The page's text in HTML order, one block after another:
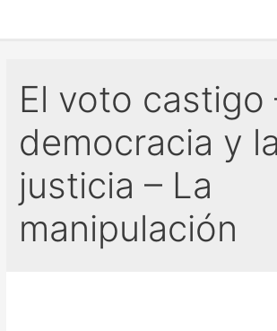
El voto castigo
democracia y
justicia – La
manipulación